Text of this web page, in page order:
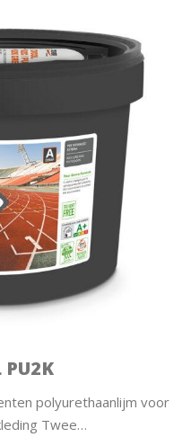
PU2K
polyurethaanlijm voor
Twee…